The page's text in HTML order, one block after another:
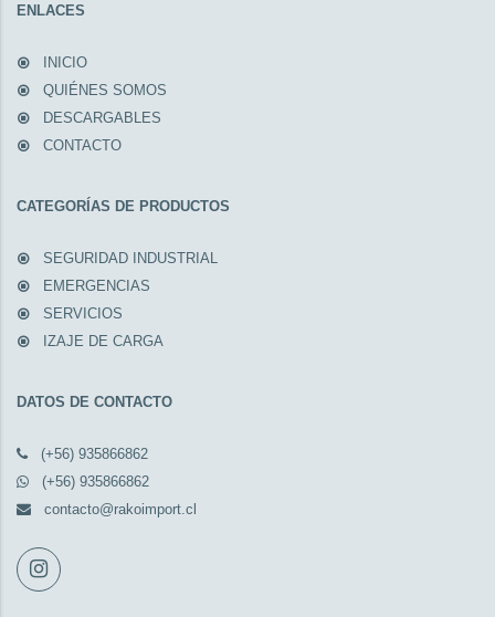
ENLACES
INICIO
QUIÉNES SOMOS
DESCARGABLES
CONTACTO
CATEGORÍAS DE PRODUCTOS
SEGURIDAD INDUSTRIAL
EMERGENCIAS
SERVICIOS
IZAJE DE CARGA
DATOS DE CONTACTO
(+56) 935866862
(+56) 935866862
contacto@rakoimport.cl